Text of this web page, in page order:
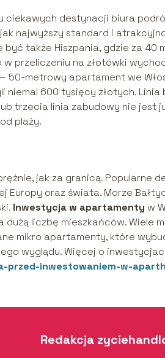
ciekawych destynacji biura
najwyższy standard i
być także Hiszpania, gdzie za
przeliczeniu na złotówki
50-metrowy apartament we
niemal 600 tysięcy złotych.
trzecia linia zabudowy nie jest
plaży.
jak za granicą. Popularne
oraz świata. Morze
Inwestycja w apartamenty w
liczbę mieszkańców. Wiele
mikro apartamenty, które
wyglądu. Więcej o
inwestowaniem-w-
Redakcja